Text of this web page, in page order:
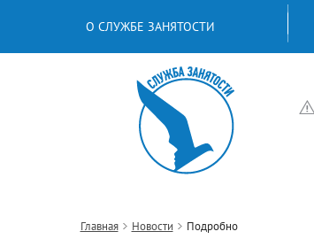
О СЛУЖБЕ ЗАНЯТОСТИ
Главная Новости Подробно